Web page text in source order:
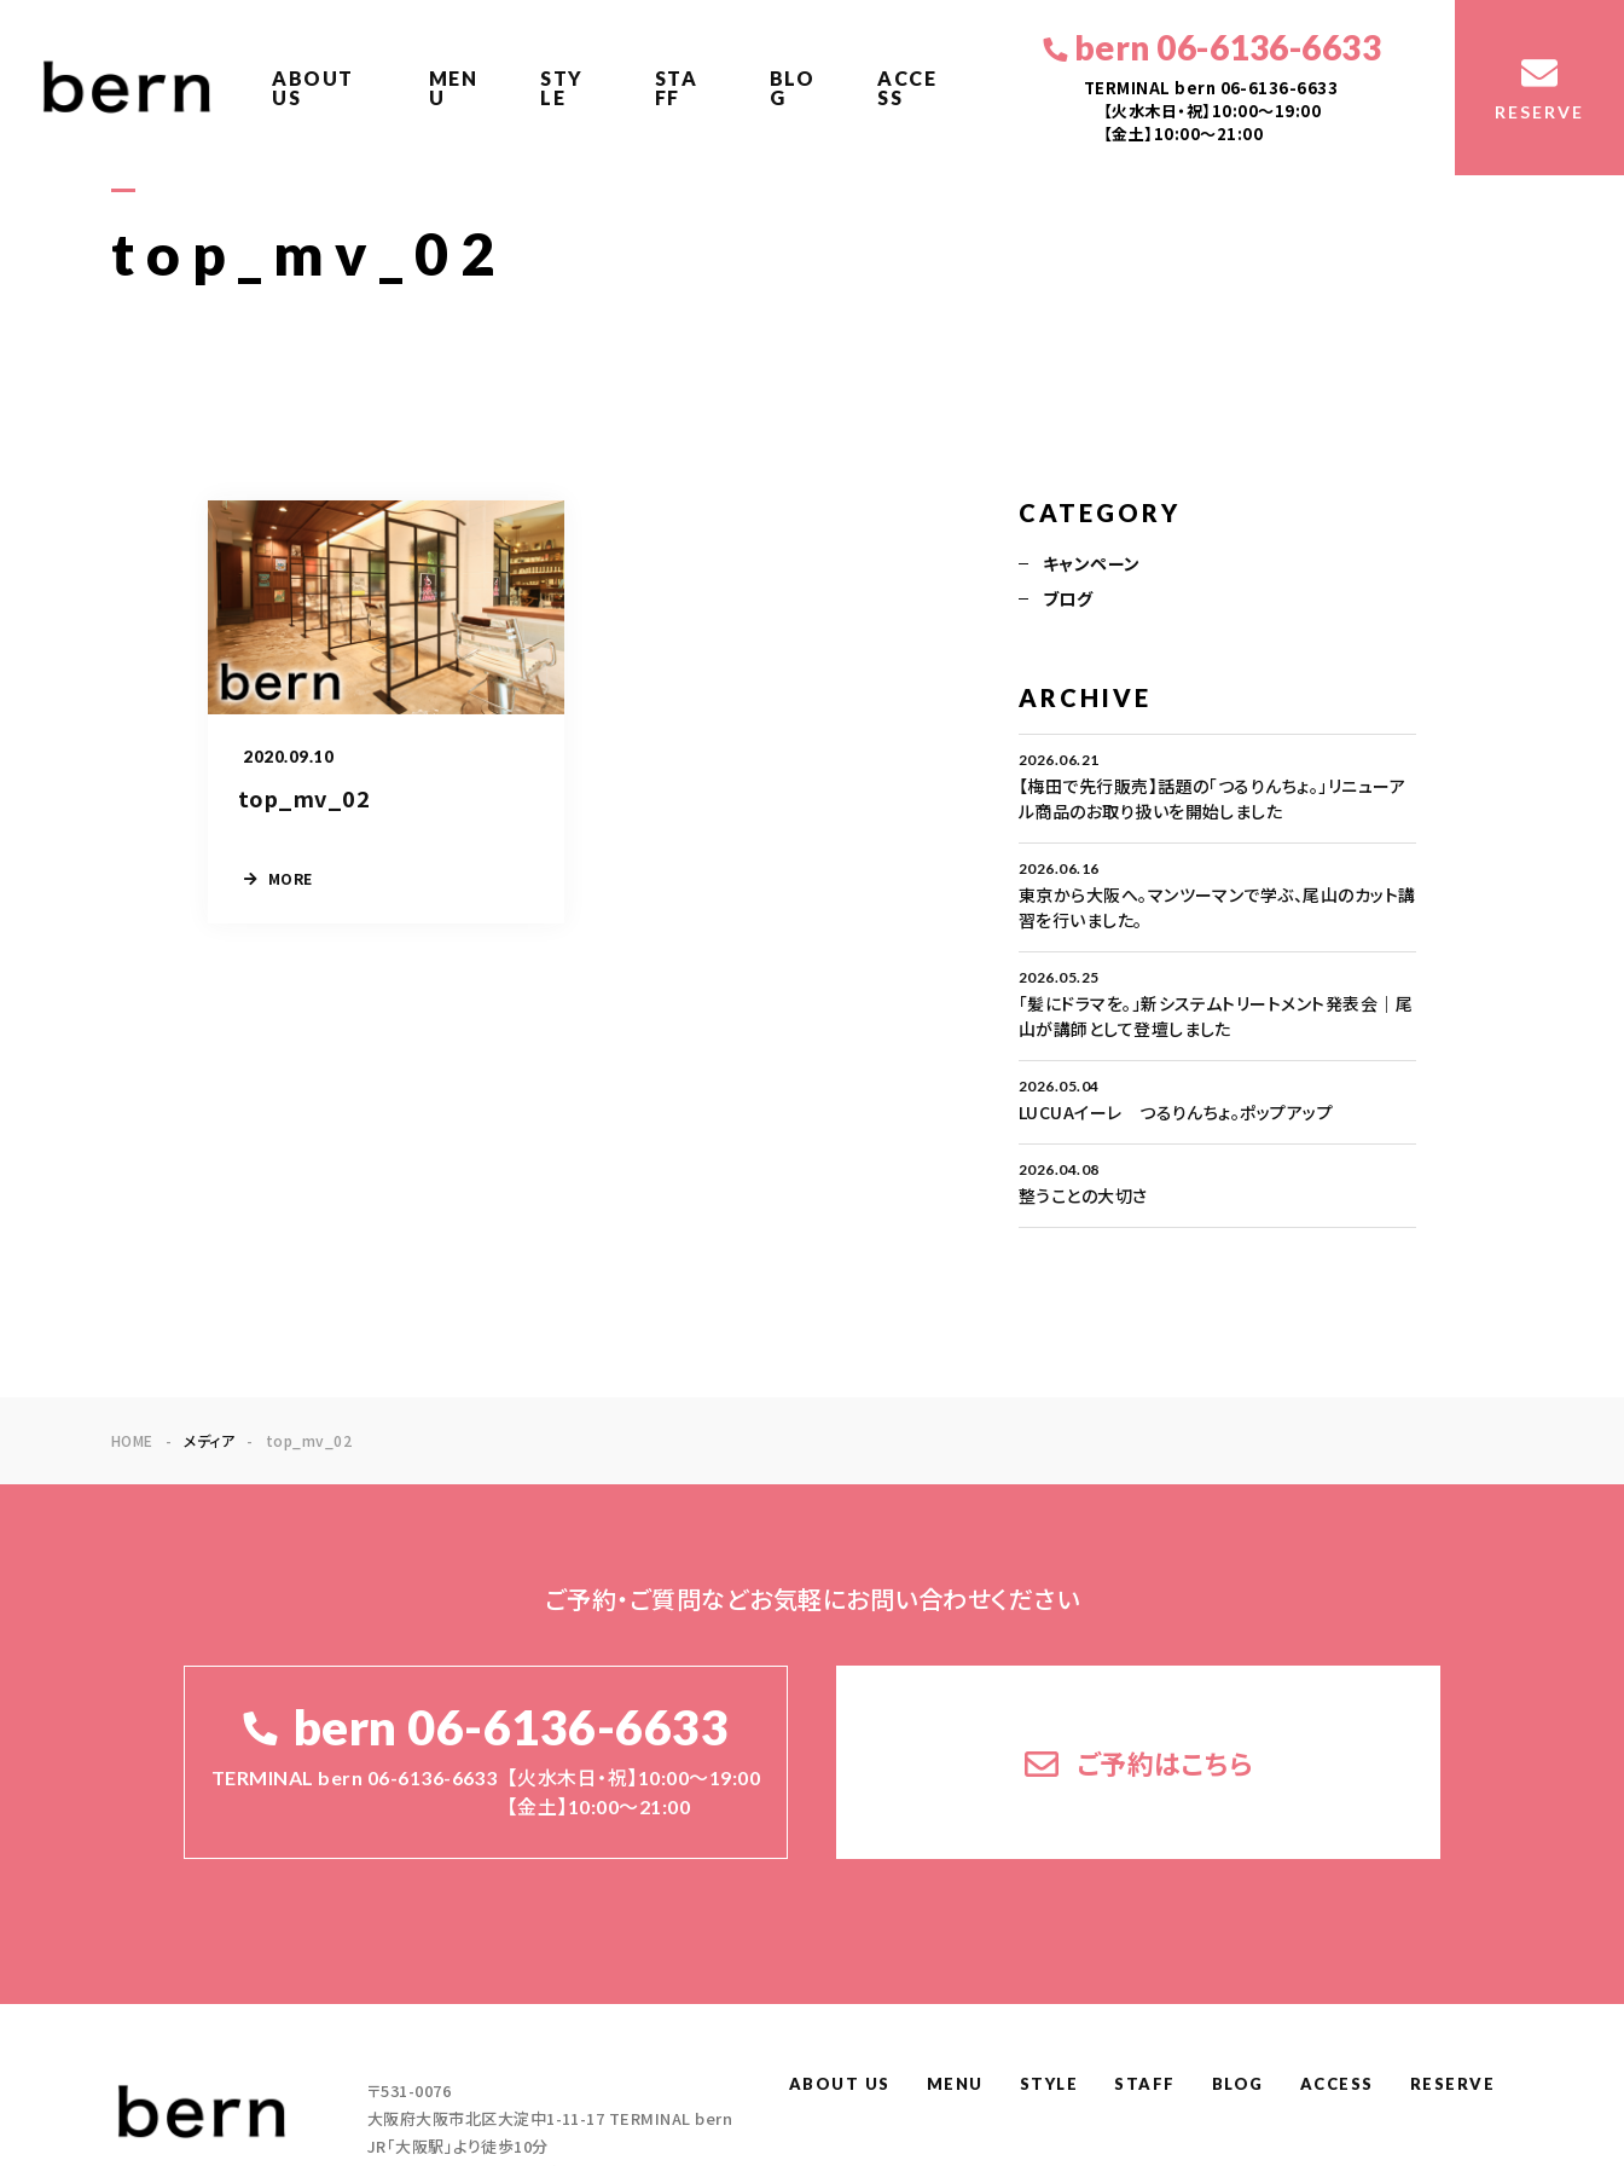
ABOUT
US
MEN
U
STY
LE
STA
FF
BLO
G
ACCE
SS
bern 06-6136-6633
TERMINAL bern 06-6136-6633
【火水木日・祝】10:00～19:00
【金土】10:00〜21:00
RESERVE
top_mv_02
2020.09.10
top_mv_02
MORE
CATEGORY
キャンペーン
ブログ
ARCHIVE
2026.06.21
【梅田で先行販売】話題の「つるりんちょ。」リニューア
ル商品のお取り扱いを開始しました
2026.06.16
東京から大阪へ。マンツーマンで学ぶ、尾山のカット講
習を行いました。
2026.05.25
「髪にドラマを。」新システムトリートメント発表会｜尾
山が講師として登壇しました
2026.05.04
LUCUAイーレ つるりんちょ。ポップアップ
2026.04.08
整うことの大切さ
HOME メディア top_mv_02
ご予約・ご質問などお気軽にお問い合わせください
bern 06-6136-6633
TERMINAL bern 06-6136-6633
【火水木日・祝】10:00～19:00
【金土】10:00〜21:00
ご予約はこちら
〒531-0076
大阪府大阪市北区大淀中1-11-17 TERMINAL bern
JR「大阪駅」より徒歩10分
ABOUT US MENU STYLE STAFF BLOG ACCESS RESERVE